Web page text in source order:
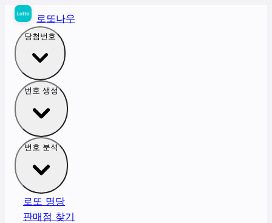
로또나우
당첨번호
번호 생성
번호 분석
로또 명당
판매점 찾기